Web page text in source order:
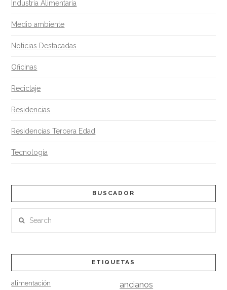
Industria Alimentaria
Medio ambiente
Noticias Destacadas
Oficinas
Reciclaje
Residencias
Residencias Tercera Edad
Tecnología
BUSCADOR
ETIQUETAS
alimentación ancianos